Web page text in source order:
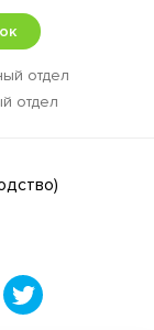
отдел
отдел